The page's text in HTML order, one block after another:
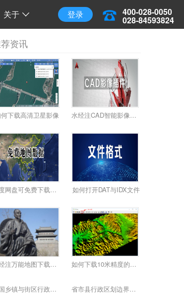
登录 400-028-0050
028-84593824
关于
球
线地球 开源 API 调用
资讯
下载高清卫星影像 水经注CAD智能影像加载插件使用教程
百度网盘可免费下载全国34省高清卫星影像啦！ 如何打开DAT与IDX文件
水经注万能地图下载器功能简介 如何下载10米精度的地球高程数据
全国乡镇与街区行政边界下载 省市县行政区划边界下载